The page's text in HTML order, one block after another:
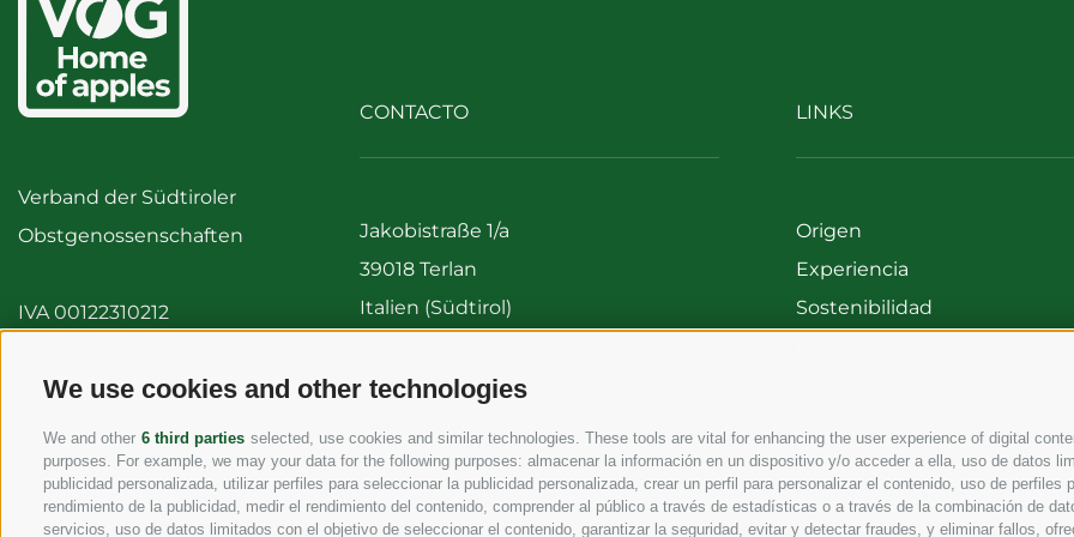
We use cookies and other technologies
We and other 6 third parties selected, use cookies and similar technologies. These tools are vital for enhancing the user experience of digital
purposes. For example, we may your data for the following purposes: almacenar la información en un dispositivo y/o acceder a ella, uso de datos
publicidad personalizada, utilizar perfiles para seleccionar la publicidad personalizada, crear un perfil para personalizar el contenido, uso de perfiles
rendimiento de la publicidad, medir el rendimiento del contenido, comprender al público a través de estadísticas o a través de la combinación de
servicios, uso de datos limitados con el objetivo de seleccionar el contenido, garantizar la seguridad, evitar y detectar fraudes, y eliminar fallos,
Verband der Südtiroler
Obstgenossenschaften
IVA 00122310212
CONTACTO
Jakobistraße 1/a
39018 Terlan
Italien (Südtirol)
Fax: +39 0471 256 699
info@pec.vog.it
LINKS
Origen
Experiencia
Sostenibilidad
Whistleblowing